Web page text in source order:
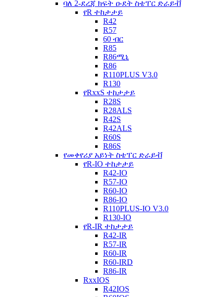
ባለ 2-ደረጃ ክፍት ዑደት ስቴፐር ድራይቭ
የR ተከታታይ
R42
R57
60 ብር
R85
R86ሚኒ
R86
R110PLUS V3.0
R130
የRxxS ተከታታይ
R28S
R28ALS
R42S
R42ALS
R60S
R86S
የመቀየሪያ አይነት ስቴፐር ድራይቭ
የR-IO ተከታታይ
R42-IO
R57-IO
R60-IO
R86-IO
R110PLUS-IO V3.0
R130-IO
የR-IR ተከታታይ
R42-IR
R57-IR
R60-IR
R60-IRD
R86-IR
RxxIOS
R42IOS